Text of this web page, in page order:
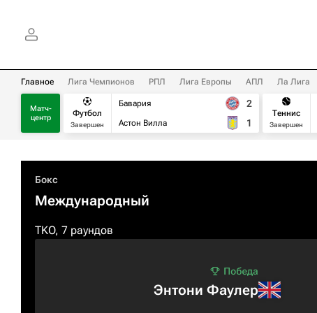
Главное Лига Чемпионов РПЛ Лига Европы АПЛ Ла Лига
Матч-
центр
Футбол
Завершен
Бавария
Астон Вилла
2
1
Теннис
Завершен
Бокс
Международный
TKO, 7 раундов
Энтони Фаулер